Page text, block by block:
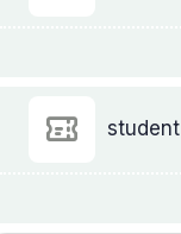
student